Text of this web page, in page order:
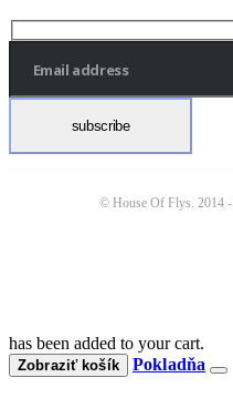
© House Of Flys. 2014 -
has been added to your cart.
Zobraziť košík Pokladňa